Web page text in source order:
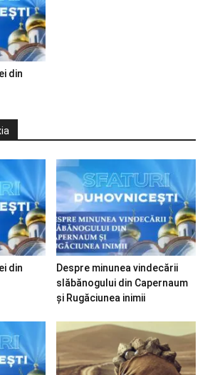
din
din
Despre minunea vindecării
slăbănogului din Capernaum
și Rugăciunea inimii